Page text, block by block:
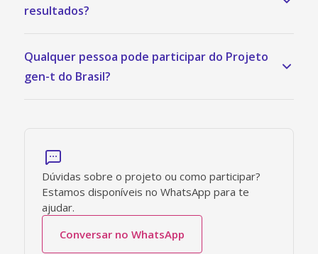
resultados?
Qualquer pessoa pode participar do Projeto
gen-t do Brasil?
Dúvidas sobre o projeto ou como participar?
Estamos disponíveis no WhatsApp para te
ajudar.
Conversar no WhatsApp